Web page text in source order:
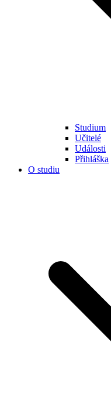
Studium
Učitelé
Události
Přihláška
O studiu